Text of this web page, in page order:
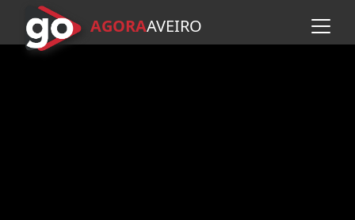
Avançar para o conteúdo
AGORAAVEIRO